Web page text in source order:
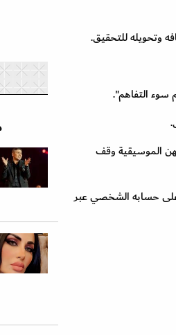
وتحويله للتحقيق.
التفاهم".
الموسيقية وقف
على حسابه الشخصي عبر